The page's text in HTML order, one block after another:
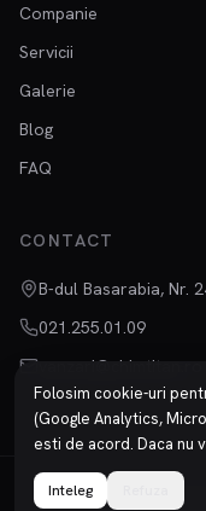
Companie
Servicii
Galerie
Blog
FAQ
CONTACT
B-dul Basarabia, Nr.
021.255.01.09
vanzari@chimtitan.ro
Folosim cookie-uri
(Google Analytics,
esti de acord. Daca nu
Inteleg